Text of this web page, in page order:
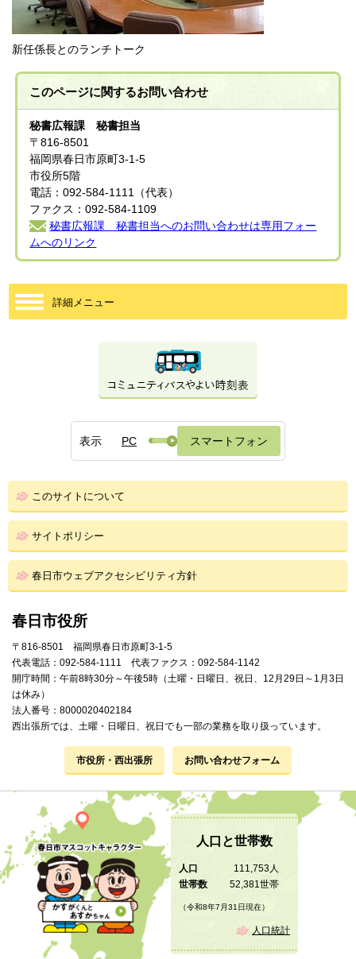
新任係長とのランチトーク
このページに関するお問い合わせ
秘書広報課 秘書担当
〒816-8501
福岡県春日市原町3-1-5
市役所5階
電話：092-584-1111（代表）
ファクス：092-584-1109
秘書広報課 秘書担当へのお問い合わせは専用フォー
ムへのリンク
詳細メニュー
表示 PC スマートフォン
このサイトについて
サイトポリシー
春日市ウェブアクセシビリティ方針
春日市役所
〒816-8501 福岡県春日市原町3-1-5
代表電話：092-584-1111 代表ファクス：092-584-1142
開庁時間：午前8時30分～午後5時（土曜・日曜日、祝日、12月29日～1月3日
は休み）
法人番号：8000020402184
西出張所では、土曜・日曜日、祝日でも一部の業務を取り扱っています。
市役所・西出張所 お問い合わせフォーム
人口と世帯数
人口
111,753人
世帯数
52,381世帯
（令和8年7月31日現在）
人口統計